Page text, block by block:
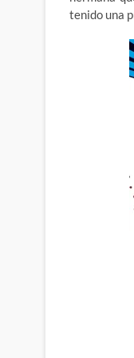
tenido una